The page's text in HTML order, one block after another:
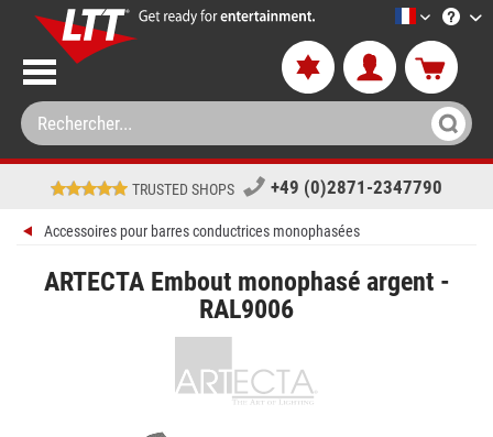
LTT-
TRUSTED SHOPS +49 (0)2871-2347790
Accessoires pour barres conductrices monophasées
ARTECTA Embout monophasé argent -
RAL9006